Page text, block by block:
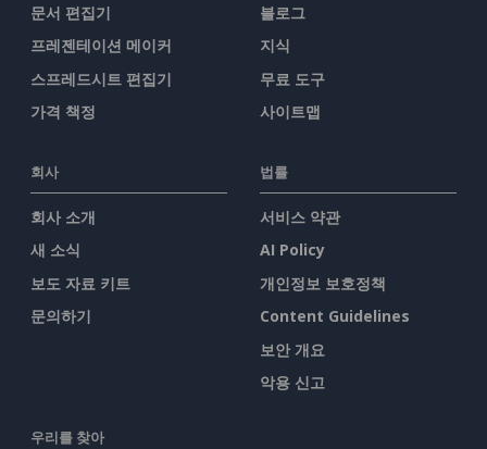
문서 편집기
프레젠테이션 메이커
스프레드시트 편집기
가격 책정
블로그
지식
무료 도구
사이트맵
회사
회사 소개
새 소식
보도 자료 키트
문의하기
법률
서비스 약관
AI Policy
개인정보 보호정책
Content Guidelines
보안 개요
악용 신고
우리를 찾아